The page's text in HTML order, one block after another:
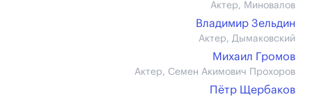
Актер, Миновалов
Владимир Зельдин
Актер, Дымаковский
Михаил Громов
Актер, Семен Акимович Прохоров
Пётр Щербаков